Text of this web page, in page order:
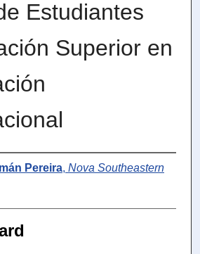
Estudiantes
Superior en
Pereira, Nova Southeastern